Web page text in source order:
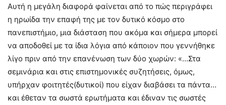
Αυτή η μεγάλη διαφορά φαίνεται από το πώς περιγράφει
η ηρωίδα την επαφή της με τον δυτικό κόσμο στο
πανεπιστήμιο, μια διάσταση που ακόμα και σήμερα μπορεί
να αποδοθεί με τα ίδια λόγια από κάποιον που γεννήθηκε
λίγο πριν από την επανένωση των δύο χωρών: «…Στα
σεμινάρια και στις επιστημονικές συζητήσεις, όμως,
υπήρχαν φοιτητές(δυτικοί) που είχαν διαβάσει τα πάντα…
και έθεταν τα σωστά ερωτήματα και έδιναν τις σωστές